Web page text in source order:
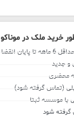
خرید ملک در موناکو
انقضا
و جدید
(تماس گرفته شود)
با موسسه ثبتا
گرفته شود